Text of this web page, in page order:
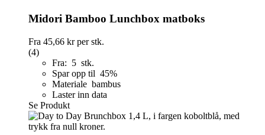
Midori Bamboo Lunchbox matboks
Fra 45,66 krper stk.
(4)
Fra: 5 stk.
Spar opp til 45%
Materiale bambus
Laster inn data
Se Produkt